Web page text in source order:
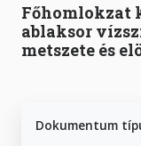
Főhomlokzat
ablaksor
metszete és
Dokumentum